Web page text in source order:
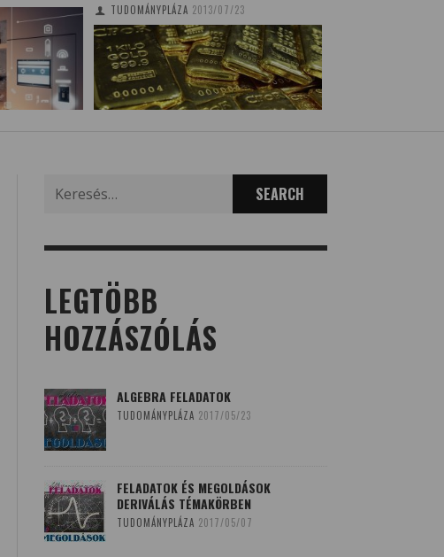
TUDOMÁNYPLÁZA 2013/07/23
for:
LEGTÖBB
HOZZÁSZÓLÁS
ALGEBRA FELADATOK
TUDOMÁNYPLÁZA 2017/05/23
FELADATOK ÉS MEGOLDÁSOK
DERIVÁLÁS TÉMAKÖRBEN
TUDOMÁNYPLÁZA 2017/05/07